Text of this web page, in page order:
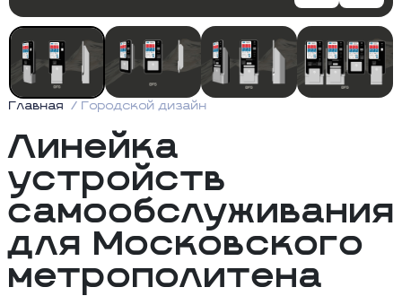
Главная Городской дизайн
Линейка
устройств
самообслуживания
для Московского
метрополитена